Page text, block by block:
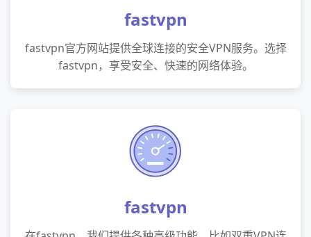
fastvpn
fastvpn官方网站提供全球连接的安全VPN服务。选择
fastvpn，享受安全、快速的网络体验。
fastvpn